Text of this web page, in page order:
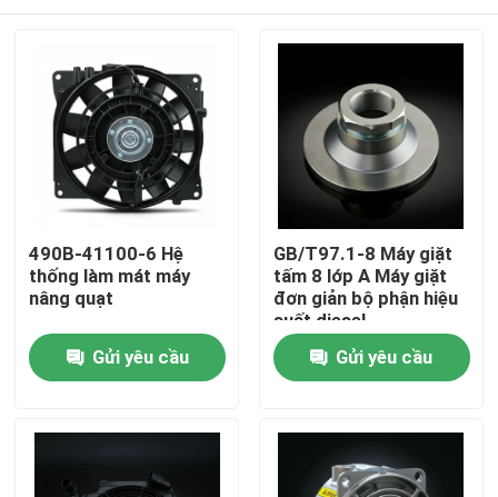
Nhà
Video
490B-41100-6 Hệ
thống làm mát máy
nâng quạt
Gửi yêu cầu
GB/T97.1-8 Máy giặt
tấm 8 lớp A Máy giặt
đơn giản bộ phận hiệu
suất diesel
Gửi yêu cầu